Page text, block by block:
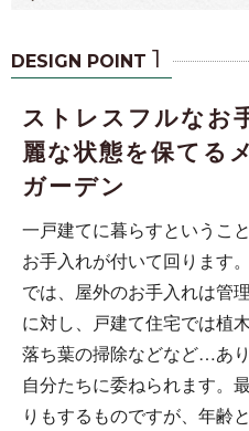
DESIGN POINT 1
ストレスフルなお
麗な状態を保てる
ガーデン
一戸建てに暮らすというこ
お手入れが付いて回ります
では、屋外のお手入れは管
に対し、戸建て住宅では植
落ち葉の掃除などなど…あ
自分たちに委ねられます。
りもするものですが、年齢